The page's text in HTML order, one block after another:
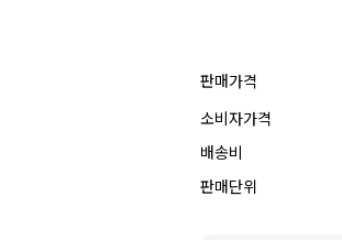
판매가격
소비자가격
배송비
판매단위